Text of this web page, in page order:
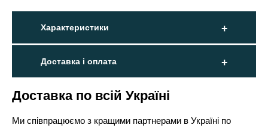
Характеристики
Доставка і оплата
Доставка по всій Україні
Ми співпрацюємо з кращими партнерами в Україні по